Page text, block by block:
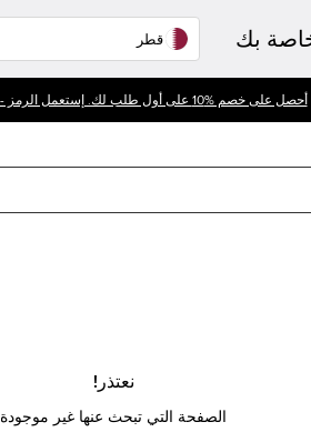
بك
أحصل على خصم %10 على أول طلب لك. إستعمل الرمز - WELCOME10
نعتذر!
الصفحة التي تبحث عنها غير موجودة